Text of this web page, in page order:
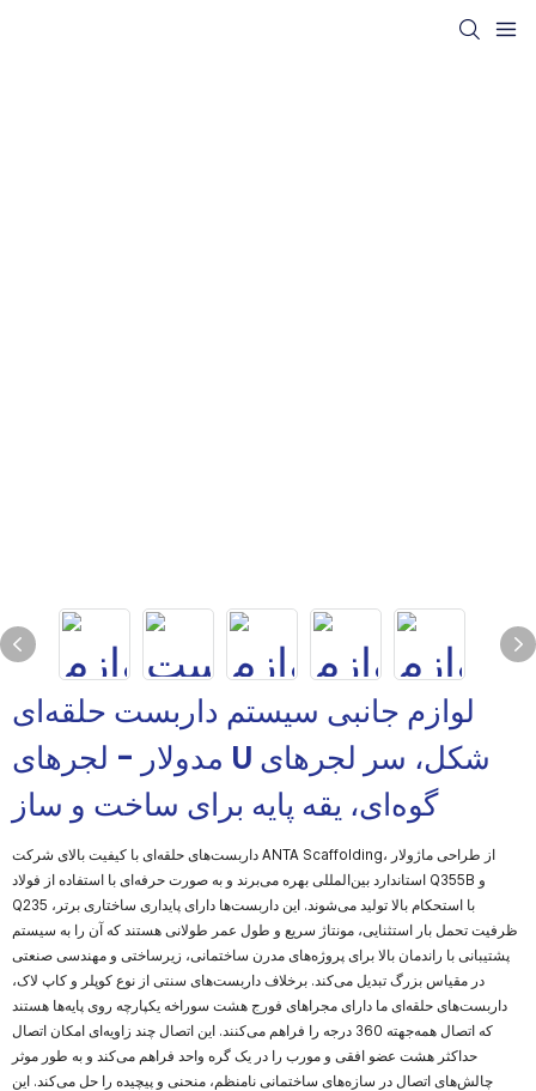
لوازم جانبی سیستم داربست حلقه‌ای
مدولار - لجرهای U شکل، سر لجرهای
گوه‌ای، یقه پایه برای ساخت و ساز
داربست‌های حلقه‌ای با کیفیت بالای شرکت ANTA Scaffolding، از طراحی ماژولار
استاندارد بین‌المللی بهره می‌برند و به صورت حرفه‌ای با استفاده از فولاد Q355B و
Q235 با استحکام بالا تولید می‌شوند. این داربست‌ها دارای پایداری ساختاری برتر،
ظرفیت تحمل بار استثنایی، مونتاژ سریع و طول عمر طولانی هستند که آن را به سیستم
پشتیبانی با راندمان بالا برای پروژه‌های مدرن ساختمانی، زیرساختی و مهندسی صنعتی
در مقیاس بزرگ تبدیل می‌کند. برخلاف داربست‌های سنتی از نوع کوپلر و کاپ لاک،
داربست‌های حلقه‌ای ما دارای مجراهای فورج هشت سوراخه یکپارچه روی پایه‌ها هستند
که اتصال همه‌جهته 360 درجه را فراهم می‌کنند. این اتصال چند زاویه‌ای امکان اتصال
حداکثر هشت عضو افقی و مورب را در یک گره واحد فراهم می‌کند و به طور موثر
چالش‌های اتصال در سازه‌های ساختمانی نامنظم، منحنی و پیچیده را حل می‌کند. این